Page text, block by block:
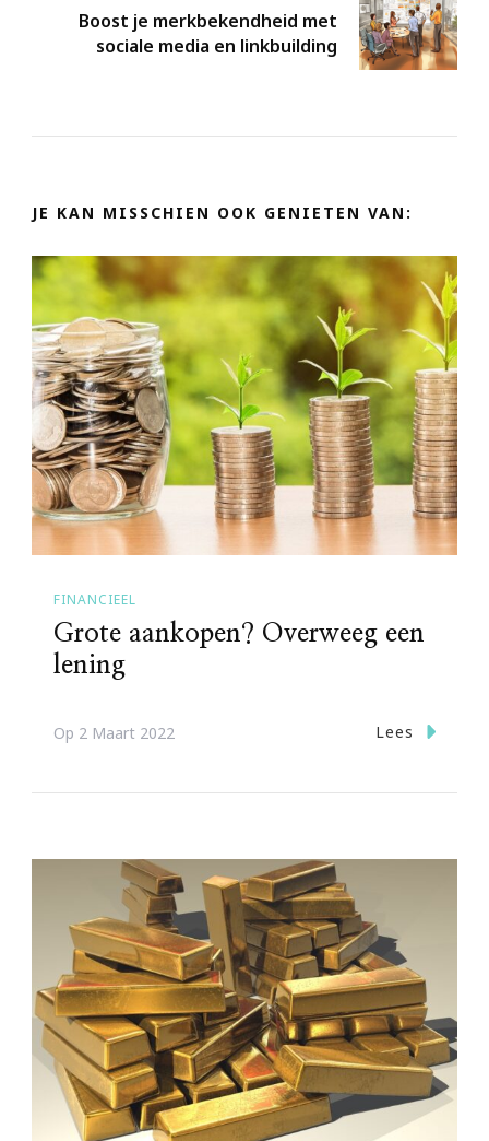
Boost je merkbekendheid met
sociale media en linkbuilding
JE KAN MISSCHIEN OOK GENIETEN VAN:
FINANCIEEL
Grote aankopen? Overweeg een
lening
Op 2 Maart 2022 Lees